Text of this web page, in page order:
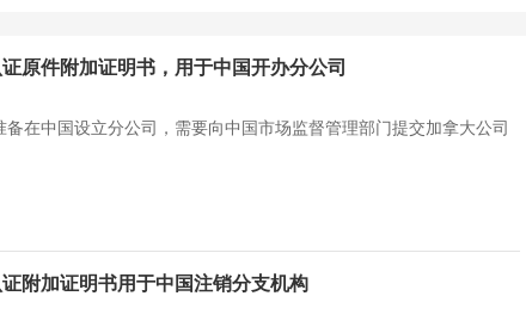
原件附加证明书，用于中国开办分公司
在中国设立分公司，需要向中国市场监督管理部门提交加拿大公司
附加证明书用于中国注销分支机构